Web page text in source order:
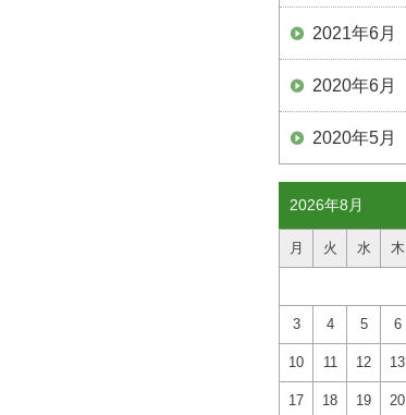
2021年6月
2020年6月
2020年5月
2026年8月
月 火 水 木
3 4 5 6
10 11 12 13
17 18 19 20